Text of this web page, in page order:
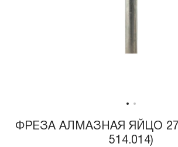
ФРЕЗА АЛМАЗНАЯ ЯЙЦО
514.014)